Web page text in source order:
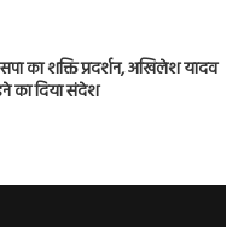
का शक्ति प्रदर्शन, अखिलेश यादव
का दिया संदेश